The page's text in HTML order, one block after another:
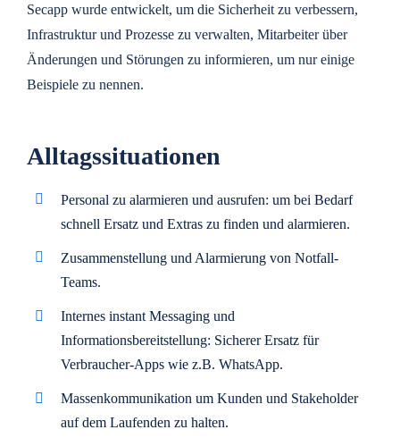
Secapp wurde entwickelt, um die Sicherheit zu verbessern,
Infrastruktur und Prozesse zu verwalten, Mitarbeiter über
Änderungen und Störungen zu informieren, um nur einige
Beispiele zu nennen.
Alltagssituationen
Personal zu alarmieren und ausrufen: um bei Bedarf
schnell Ersatz und Extras zu finden und alarmieren.
Zusammenstellung und Alarmierung von Notfall-
Teams.
Internes instant Messaging und
Informationsbereitstellung: Sicherer Ersatz für
Verbraucher-Apps wie z.B. WhatsApp.
Massenkommunikation um Kunden und Stakeholder
auf dem Laufenden zu halten.